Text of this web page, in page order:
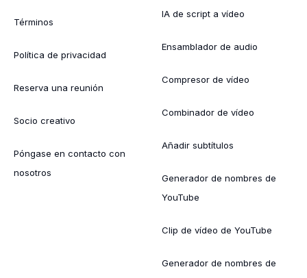
Términos
Política de privacidad
Reserva una reunión
Socio creativo
Póngase en contacto con
nosotros
IA de script a vídeo
Ensamblador de audio
Compresor de vídeo
Combinador de vídeo
Añadir subtítulos
Generador de nombres de
YouTube
Clip de vídeo de YouTube
Generador de nombres de